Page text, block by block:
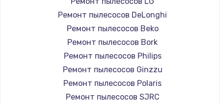
Ремонт пылесосов DeLonghi
Ремонт пылесосов Beko
Ремонт пылесосов Bork
Ремонт пылесосов Philips
Ремонт пылесосов Ginzzu
Ремонт пылесосов Polaris
Ремонт пылесосов SJRC